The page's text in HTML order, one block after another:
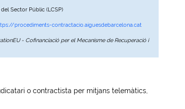
Sector Públic (LCSP)
procediments-contractacio.aiguesdebarcelona.cat
- Cofinanciació per el Mecanisme de Recuperació i
o contractista per mitjans telemàtics,